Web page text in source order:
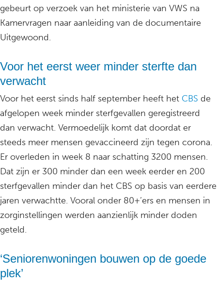
gebeurt op verzoek van het ministerie van VWS na
Kamervragen naar aanleiding van de documentaire
Uitgewoond.
Voor het eerst weer minder sterfte dan
verwacht
Voor het eerst sinds half september heeft het CBS de
afgelopen week minder sterfgevallen geregistreerd
dan verwacht. Vermoedelijk komt dat doordat er
steeds meer mensen gevaccineerd zijn tegen corona.
Er overleden in week 8 naar schatting 3200 mensen.
Dat zijn er 300 minder dan een week eerder en 200
sterfgevallen minder dan het CBS op basis van eerdere
jaren verwachtte. Vooral onder 80+’ers en mensen in
zorginstellingen werden aanzienlijk minder doden
geteld.
‘Seniorenwoningen bouwen op de goede
plek’